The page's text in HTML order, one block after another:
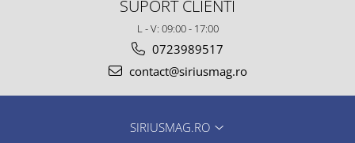
SUPORT CLIENTI
L - V: 09:00 - 17:00
0723989517
contact@siriusmag.ro
SIRIUSMAG.RO